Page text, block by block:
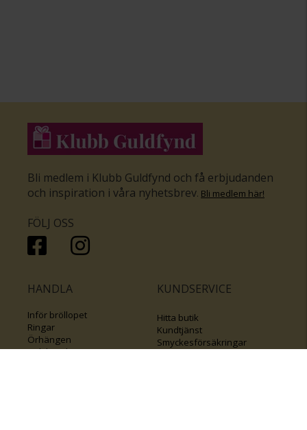
Bli medlem i Klubb Guldfynd och få erbjudanden
och inspiration i våra nyhetsbrev. Bli medlem här!
FÖLJ OSS
HANDLA
Inför bröllopet
Ringar
Örhängen
Halsband
KUNDSERVICE
Hitta butik
Kundtjänst
Smyckesförsäkringar